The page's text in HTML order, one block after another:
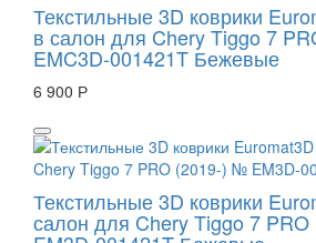
Текстильные 3D коврики
в салон для Chery Tiggo 7
EMC3D-001421T Бежевые
6 900 Р
Текстильные 3D коврики
салон для Chery Tiggo 7